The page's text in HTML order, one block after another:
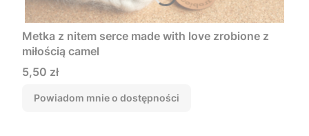
Metka z nitem serce made with love zrobione z
miłością camel
Cena
5,50 zł
Powiadom mnie o dostępności